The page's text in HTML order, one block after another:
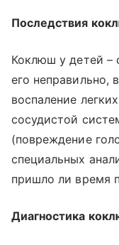
Последствия
Коклюш у детей –
его неправильно,
воспаление
сосудистой
(повреждение
специальных
пришло ли время
Диагностика